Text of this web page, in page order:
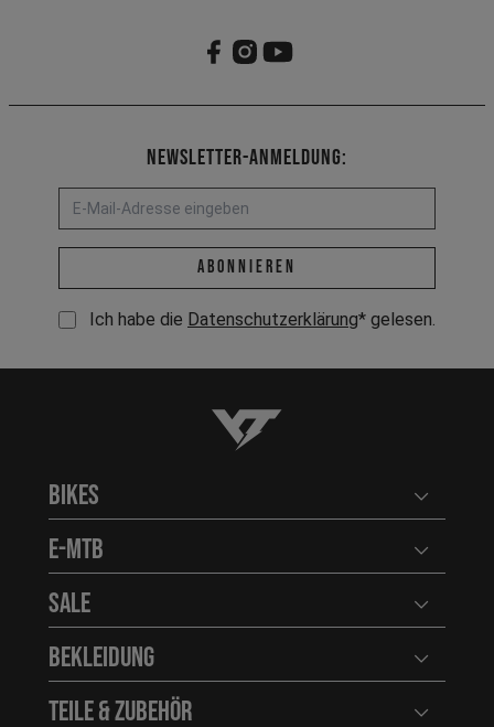
Newsletter-Anmeldung:
E-Mail-Adresse *
abonnieren
Ich habe die Datenschutzerklärung* gelesen.
YT-Industries
Bikes
E-MTB
Sale
Bekleidung
Teile & Zubehör